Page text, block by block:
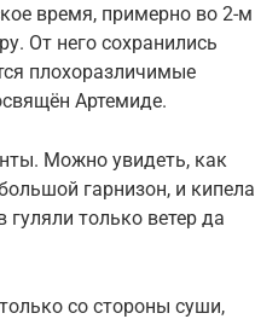
время, примерно во 2-м
От него сохранились
плохоразличимые
Артемиде.
Можно увидеть, как
гарнизон, и кипела
только ветер да
со стороны суши,